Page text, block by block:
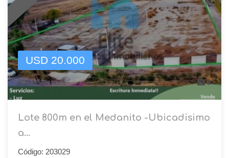
USD 20.000
800 M² Totales 8
Lote 800m en el Medanito -Ubicadisimo
a...
Código: 203029